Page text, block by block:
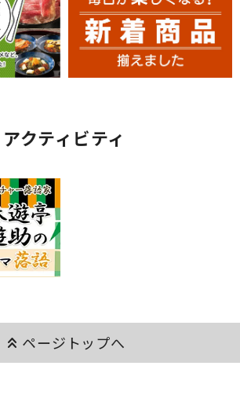
アクティビティ
keyboard_double_arrow_up ページトップへ